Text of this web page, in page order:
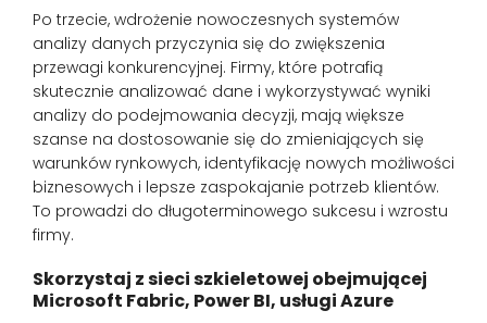
Po trzecie, wdrożenie nowoczesnych systemów
analizy danych przyczynia się do zwiększenia
przewagi konkurencyjnej. Firmy, które potrafią
skutecznie analizować dane i wykorzystywać wyniki
analizy do podejmowania decyzji, mają większe
szanse na dostosowanie się do zmieniających się
warunków rynkowych, identyfikację nowych możliwości
biznesowych i lepsze zaspokajanie potrzeb klientów.
To prowadzi do długoterminowego sukcesu i wzrostu
firmy.
Skorzystaj z sieci szkieletowej obejmującej
Microsoft Fabric, Power BI, usługi Azure